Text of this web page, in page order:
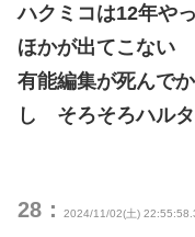
ハクミコは12年や
ほかが出てこない
有能編集が死んで
し そろそろハルタ
28： 2024/11/02(土)